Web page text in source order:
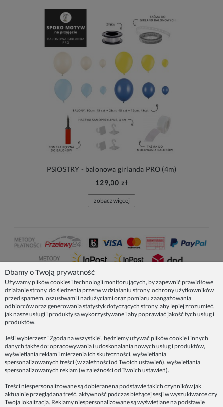
PSIOSTRY - balonowa girlanda PRO (4m)
129,00 zł
zobacz więcej
NASZE PRODUKTY
INFORMACJE
ZAINSPIRUJ SIĘ!
Dane firmy:
Spoko Motyw, Małgorzata Nowak-Staszak
ul. Skowronia 3D/4, 30-650 Kraków
Dbamy o Twoją prywatność
Używamy plików cookies i technologii monitorujących, by zapewnić prawidłowe
działanie strony, do śledzenia przerw w działaniu strony, ochrony użytkowników
przed spamem, oszustwami i nadużyciami oraz pomiaru zaangażowania
odbiorców oraz generowania statystyk dotyczących strony, aby lepiej zrozumieć,
jak nasze usługi i produkty są wykorzystywane i aby poprawiać jakość tych usług i
produktów.
Jeśli wybierzesz "Zgoda na wszystkie", będziemy używać plików cookie i innych
danych także do: opracowywania i udoskonalania nowych usług i produktów,
wyświetlania reklam i mierzenia ich skuteczności, wyświetlania
spersonalizowanych treści (w zależności od Twoich ustawień), wyświetlania
spersonalizowanych reklam (w zależności od Twoich ustawień).
Treści niespersonalizowane są dobierane na podstawie takich czynników jak
aktualnie przeglądana treść, aktywność podczas bieżącej sesji w wyszukiwarce czy
Twoja lokalizacja. Reklamy niespersonalizowane są wyświetlane na podstawie